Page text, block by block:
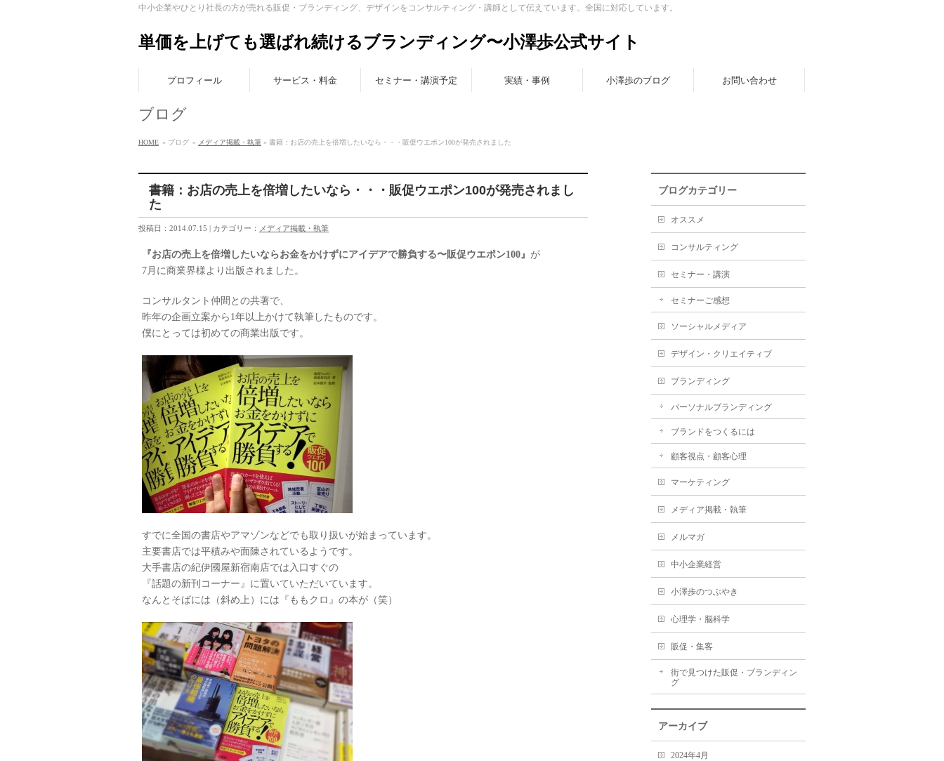
中小企業やひとり社長の方が売れる販促・ブランディング、デザインをコンサルティング・講師として伝えています。全国に対応しています。
単価を上げても選ばれ続けるブランディング〜小澤歩公式サイト
プロフィール サービス・料金 セミナー・講演予定 実績・事例 小澤歩のブログ お問い合わせ
ブログ
HOME » ブログ » メディア掲載・執筆 » 書籍：お店の売上を倍増したいなら・・・販促ウエポン100が発売されました
書籍：お店の売上を倍増したいなら・・・販促ウエポン100が発売されまし
た
投稿日：2014.07.15 | カテゴリー： メディア掲載・執筆
『お店の売上を倍増したいならお金をかけずにアイデアで勝負する〜販促ウエポン100』 が
7月に商業界様より出版されました。
コンサルタント仲間との共著で、
昨年の企画立案から1年以上かけて執筆したものです。
僕にとっては初めての商業出版です。
すでに全国の書店やアマゾンなどでも取り扱いが始まっています。
主要書店では平積みや面陳されているようです。
大手書店の紀伊國屋新宿南店では入口すぐの
『話題の新刊コーナー』に置いていただいています。
なんとそばには（斜め上）には『ももクロ』の本が（笑）
ブログカテゴリー
オススメ
コンサルティング
セミナー・講演
セミナーご感想
ソーシャルメディア
デザイン・クリエイティブ
ブランディング
パーソナルブランディング
ブランドをつくるには
顧客視点・顧客心理
マーケティング
メディア掲載・執筆
メルマガ
中小企業経営
小澤歩のつぶやき
心理学・脳科学
販促・集客
街で見つけた販促・ブランディン
グ
アーカイブ
2024年4月